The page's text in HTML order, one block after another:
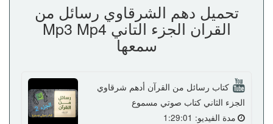
تحميل دهم الشرقاوي رسائل من
القران الجزء التاني Mp3 Mp4
سمعها
كتاب رسائل من القرآن أدهم شرقاوي
الجزء الثاني كتاب صوتي مسموع
مدة الفيديو: 1:29:01